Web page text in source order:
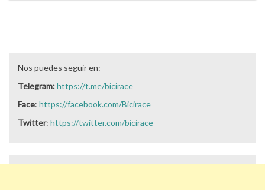
Nos puedes seguir en:
Telegram:https://t.me/bicirace
Face: https://facebook.com/Bicirace
Twitter: https://twitter.com/bicirace